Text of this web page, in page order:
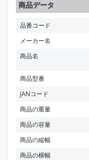
商品データ
品番コード
メーカー名
商品名
商品型番
JANコード
商品の重量
商品の容量
商品の縦幅
商品の横幅